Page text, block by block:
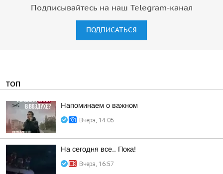
Подписывайтесь на наш Telegram-канал
ПОДПИСАТЬСЯ
ТОП
Напоминаем о важном
Вчера, 14:05
На сегодня все.. Пока!
Вчера, 16:57